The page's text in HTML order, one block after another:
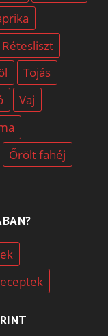
Rétesliszt
Tojás
Vaj
Őrölt fahéj